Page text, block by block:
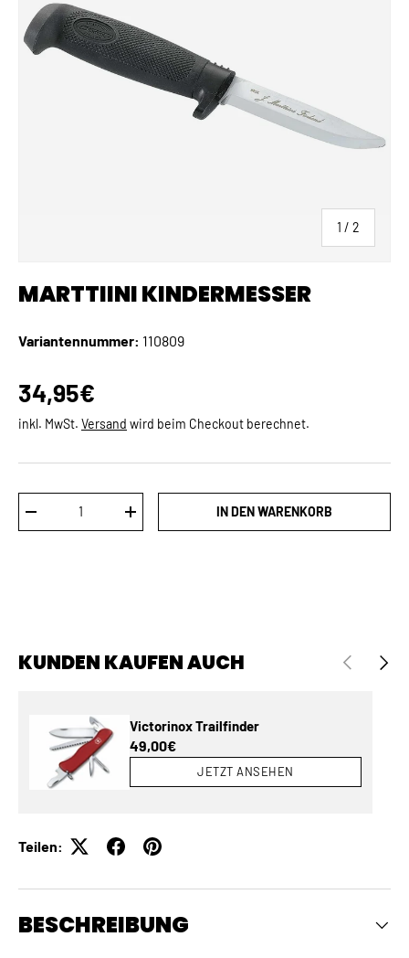
1 / von
2
MARTTIINI KINDERMESSER
Variantennummer: 110809
Normaler Preis
34,95€
inkl. MwSt. Versand wird beim Checkout berechnet.
MENGE VERRINGERNMENGE ERHÖHENIN DEN WARENKORB
KUNDEN KAUFEN AUCH VORHERIGE
Victorinox Trailfinder
Normaler Preis
49,00€
JETZT ANSEHEN
Teilen:
BESCHREIBUNG